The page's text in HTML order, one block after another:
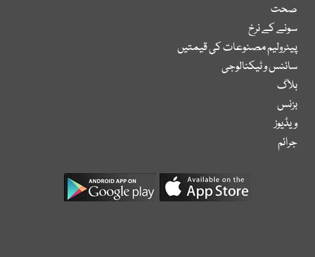
صحت
سونے کے نرخ
پیٹرولیم مصنوعات کی قیمتیں
سائنس و ٹیکنالوجی
بلاگ
بزنس
ویڈیوز
جرائم